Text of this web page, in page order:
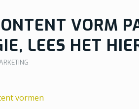
VORM
LEES HET